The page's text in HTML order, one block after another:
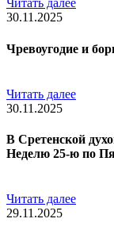
Читать далее
30.11.2025
Чревоугодие и
Читать далее
30.11.2025
В Сретенской
Неделю 25-ю по
Читать далее
29.11.2025